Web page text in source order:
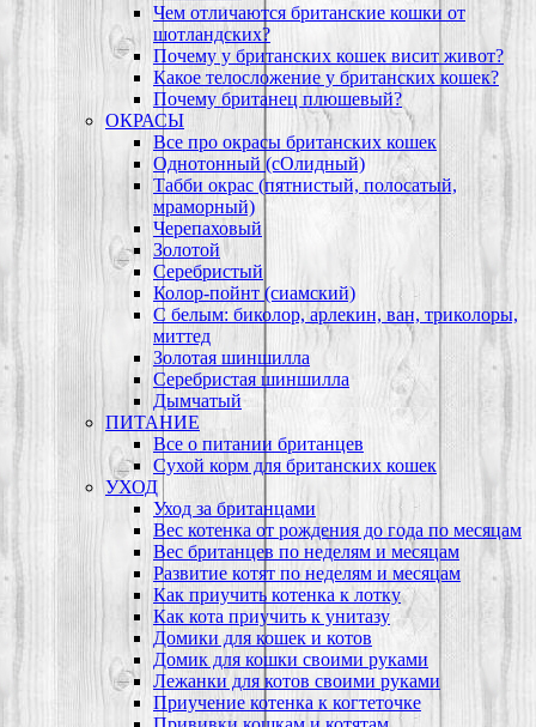
Чем отличаются британские кошки от
шотландских?
Почему у британских кошек висит живот?
Какое телосложение у британских кошек?
Почему британец плюшевый?
ОКРАСЫ
Все про окрасы британских кошек
Однотонный (сОлидный)
Табби окрас (пятнистый, полосатый,
мраморный)
Черепаховый
Золотой
Серебристый
Колор-пойнт (сиамский)
С белым: биколор, арлекин, ван, триколоры,
миттед
Золотая шиншилла
Серебристая шиншилла
Дымчатый
ПИТАНИЕ
Все о питании британцев
Сухой корм для британских кошек
УХОД
Уход за британцами
Вес котенка от рождения до года по месяцам
Вес британцев по неделям и месяцам
Развитие котят по неделям и месяцам
Как приучить котенка к лотку
Как кота приучить к унитазу
Домики для кошек и котов
Домик для кошки своими руками
Лежанки для котов своими руками
Приучение котенка к когтеточке